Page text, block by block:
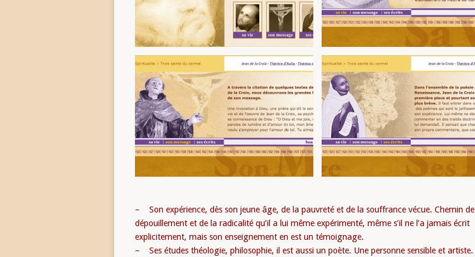
– Son expérience, dès son jeune âge, de la pauvreté et de la souffrance vécue. Chemin de
dépouillement et de la radicalité qu’il a lui même expérimenté, même s’il ne l’a jamais écrit
explicitement, mais son enseignement en est un témoignage.
– Ses études théologie, philosophie, il est aussi un poète. Une personne sensible et artiste.